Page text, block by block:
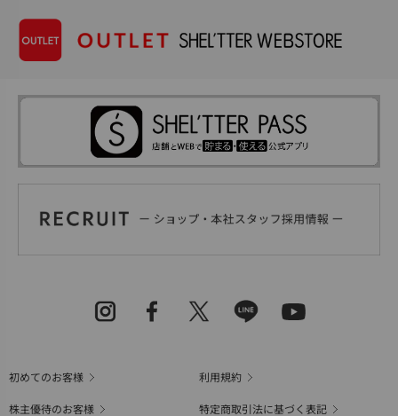
初めてのお客様
利用規約
株主優待のお客様
特定商取引法に基づく表記